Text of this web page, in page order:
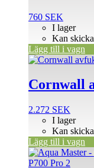
760 SEK
I lager
Kan
Lägg till i vagn
Cornwall
2.272 SEK
I lager
Kan
Lägg till i vagn